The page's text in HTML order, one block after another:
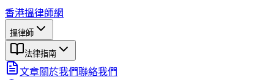
香港搵律師網
搵律師
法律指南
文章關於我們聯絡我們